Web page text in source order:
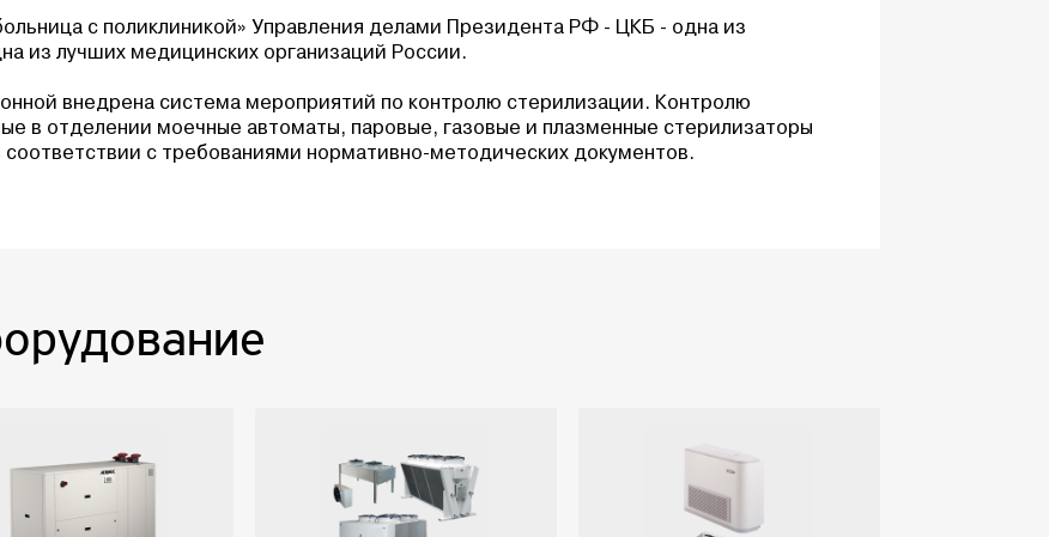
с поликлиникой» Управления делами Президента РФ - ЦКБ - одна из
из лучших медицинских организаций России.
внедрена система мероприятий по контролю стерилизации. Контролю
в отделении моечные автоматы, паровые, газовые и плазменные стерилизаторы
с требованиями нормативно-методических документов.